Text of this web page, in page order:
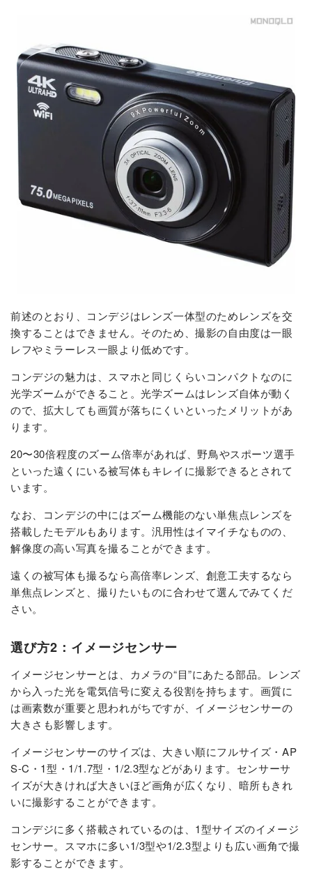
前述のとおり、コンデジはレンズ一体型のためレンズを交
換することはできません。そのため、撮影の自由度は一眼
レフやミラーレス一眼より低めです。
コンデジの魅力は、スマホと同じくらいコンパクトなのに
光学ズームができること。光学ズームはレンズ自体が動く
ので、拡大しても画質が落ちにくいといったメリットがあ
ります。
20〜30倍程度のズーム倍率があれば、野鳥やスポーツ選手
といった遠くにいる被写体もキレイに撮影できるとされて
います。
なお、コンデジの中にはズーム機能のない単焦点レンズを
搭載したモデルもあります。汎用性はイマイチなものの、
解像度の高い写真を撮ることができます。
遠くの被写体も撮るなら高倍率レンズ、創意工夫するなら
単焦点レンズと、撮りたいものに合わせて選んでみてくだ
さい。
選び方2：イメージセンサー
イメージセンサーとは、カメラの“目”にあたる部品。レンズ
から入った光を電気信号に変える役割を持ちます。画質に
は画素数が重要と思われがちですが、イメージセンサーの
大きさも影響します。
イメージセンサーのサイズは、大きい順にフルサイズ・AP
S-C・1型・1/1.7型・1/2.3型などがあります。センサーサ
イズが大きければ大きいほど画角が広くなり、暗所もきれ
いに撮影することができます。
コンデジに多く搭載されているのは、1型サイズのイメージ
センサー。スマホに多い1/3型や1/2.3型よりも広い画角で撮
影することができます。